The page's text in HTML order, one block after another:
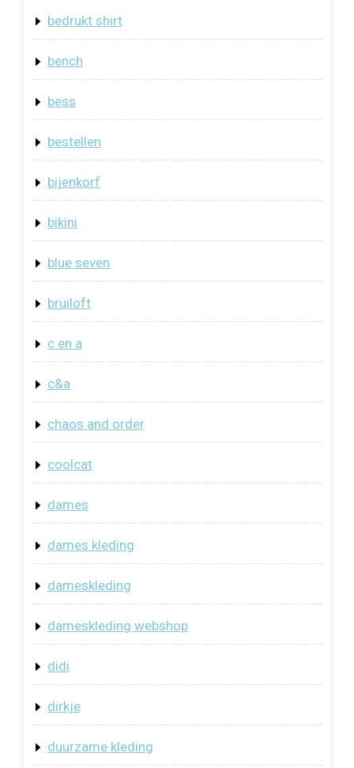
bedrukt shirt
bench
bess
bestellen
bijenkorf
bikini
blue seven
bruiloft
c en a
c&a
chaos and order
coolcat
dames
dames kleding
dameskleding
dameskleding webshop
didi
dirkje
duurzame kleding